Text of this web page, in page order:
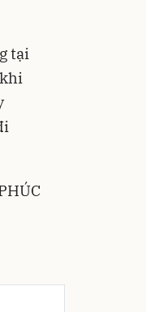
tại